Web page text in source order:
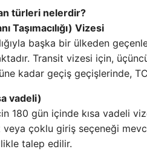
türleri nelerdir?
Taşımacılığı) Vizesi
başka bir ülkeden
Transit vizesi için,
kadar geçiş geçişlerinde,
vadeli)
180 gün içinde kısa vadeli
çoklu giriş seçeneği
talep edilir.